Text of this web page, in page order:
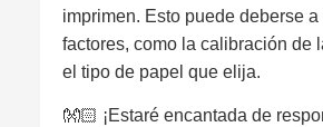
imprimen. Esto puede deberse
factores, como la calibración de
el tipo de papel que elija.
👐🏻 ¡Estaré encantada de